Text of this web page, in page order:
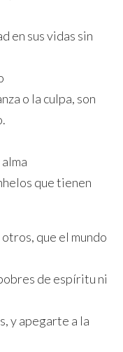
en sus vidas sin
o la culpa, son
que tienen
que el mundo
de espíritu ni
y apegarte a la